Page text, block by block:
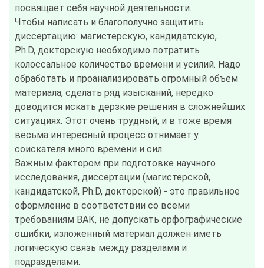
посвящает себя научной деятельности.
Чтобы написать и благополучно защитить
диссертацию: магистерскую, кандидатскую,
Ph.D, докторскую необходимо потратить
колоссальное количество времени и усилий. Надо
обработать и проанализировать огромный объем
материала, сделать ряд изысканий, нередко
доводится искать дерзкие решения в сложнейших
ситуациях. Этот очень трудный, и в тоже время
весьма интересный процесс отнимает у
соискателя много времени и сил.
Важным фактором при подготовке научного
исследования, диссертации (магистерской,
кандидатской, Ph.D, докторской) - это правильное
оформление в соответствии со всеми
требованиям ВАК, не допускать орфографические
ошибки, изложенный материал должен иметь
логическую связь между разделами и
подразделами.